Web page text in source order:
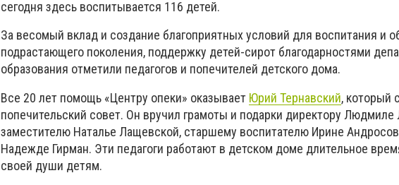
сегодня здесь воспитывается 116 детей.
За весомый вклад и создание благоприятных условий для воспитания и
подрастающего поколения, поддержку детей-сирот благодарностями
образования отметили педагогов и попечителей детского дома.
Все 20 лет помощь «Центру опеки» оказывает Юрий Тернавский, который
попечительский совет. Он вручил грамоты и подарки директору Людмиле
заместителю Наталье Лащевской, старшему воспитателю Ирине
Надежде Гирман. Эти педагоги работают в детском доме длительное
своей души детям.